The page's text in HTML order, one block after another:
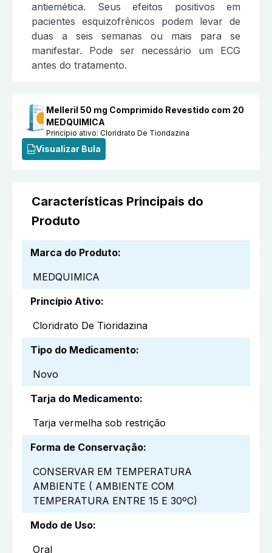
antiemética. Seus efeitos positivos em
pacientes esquizofrênicos podem levar de
duas a seis semanas ou mais para se
manifestar. Pode ser necessário um ECG
antes do tratamento.
Melleril 50 mg Comprimido Revestido com 20
MEDQUIMICA
Princípio ativo:Cloridrato De Tioridazina
Visualizar Bula
Características Principais do
Produto
Marca do Produto:
MEDQUIMICA
Princípio Ativo:
Cloridrato De Tioridazina
Tipo do Medicamento:
Novo
Tarja do Medicamento:
Tarja vermelha sob restrição
Forma de Conservação:
CONSERVAR EM TEMPERATURA
AMBIENTE ( AMBIENTE COM
TEMPERATURA ENTRE 15 E 30ºC)
Modo de Uso:
Oral